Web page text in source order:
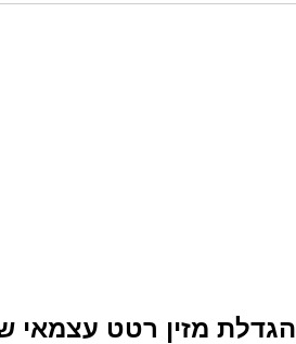
הגדלת מזין רטט עצמאי